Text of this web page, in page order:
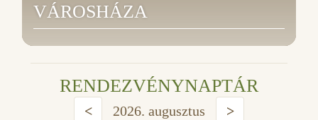
VÁROSHÁZA
RENDEZVÉNYNAPTÁR
< 2026. augusztus >